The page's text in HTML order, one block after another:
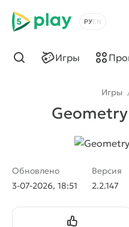
5play
Выбрать
Игры
Найти
Игры
Обновлено
3-07-2026, 18:51
Версия
2.2.147